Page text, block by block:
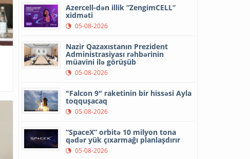
Azercell-dən illik “ZengimCELL”
xidməti
05-08-2026
Nazir Qazaxıstanın Prezident
Administrasiyası rəhbərinin
müavini ilə görüşüb
05-08-2026
"Falcon 9" raketinin bir hissəsi Ayla
toqquşacaq
05-08-2026
“SpaceX” orbitə 10 milyon tona
qədər yük çıxarmağı planlaşdırır
05-08-2026